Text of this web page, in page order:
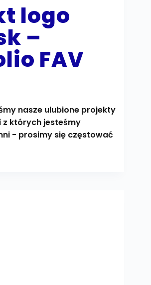
logo
–
FAV
nasze ulubione projekty
z których jesteśmy
- prosimy się częstować